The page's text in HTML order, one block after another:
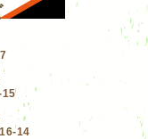
15
14